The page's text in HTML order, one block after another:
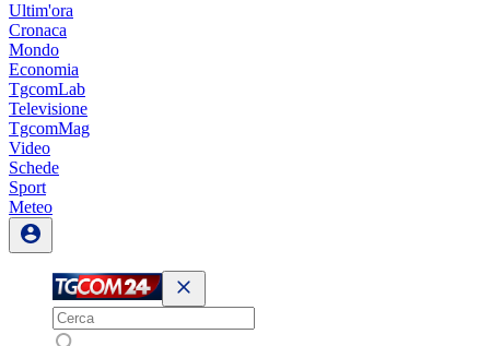
Ultim'ora
Cronaca
Mondo
Economia
TgcomLab
Televisione
TgcomMag
Video
Schede
Sport
Meteo